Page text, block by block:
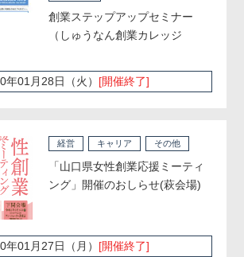
創業ステップアップセミナー
（しゅうなん創業カレッジ
年01月28日（火） [開催終了]
経営 キャリア その他
「山口県女性創業応援ミーティ
ング」開催のおしらせ(萩会場)
年01月27日（月） [開催終了]